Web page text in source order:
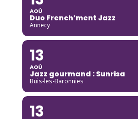
AOÛ
Duo French’ment Jazz
Annecy
13
AOÛ
Jazz gourmand : Sunrisa
Buis-les-Baronnies
13